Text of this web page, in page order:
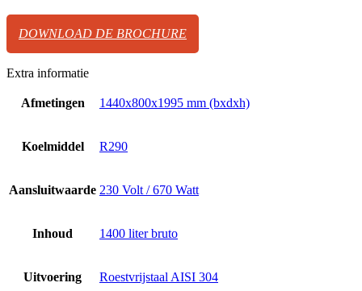
DOWNLOAD DE BROCHURE
Extra informatie
Afmetingen 1440x800x1995 mm (bxdxh)
Koelmiddel R290
Aansluitwaarde 230 Volt / 670 Watt
Inhoud 1400 liter bruto
Uitvoering Roestvrijstaal AISI 304